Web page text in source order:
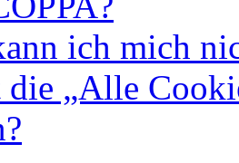
ich mich
„Alle